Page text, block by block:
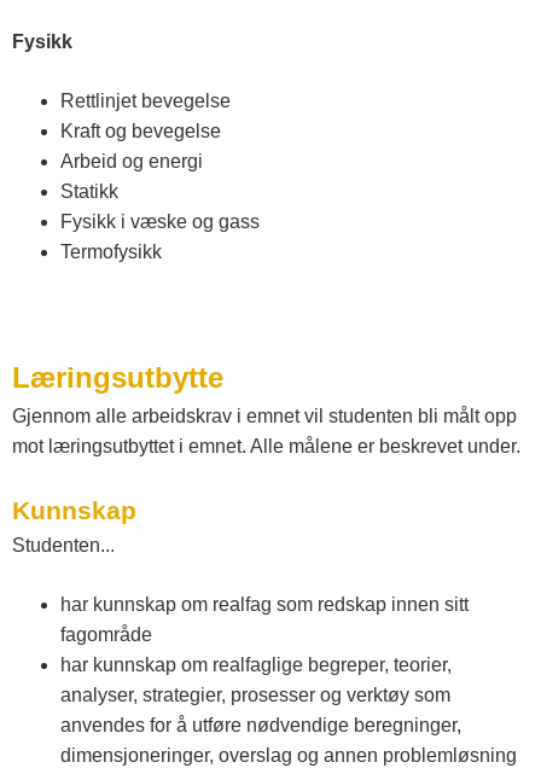
o
g
t
e
e
m
a
r
k
Fysikk
Rettlinjet bevegelse
Kraft og bevegelse
Arbeid og energi
Statikk
Fysikk i væske og gass
Termofysikk
Læringsutbytte
Gjennom alle arbeidskrav i emnet vil studenten bli målt opp
mot læringsutbyttet i emnet. Alle målene er beskrevet under.
Kunnskap
Studenten...
har kunnskap om realfag som redskap innen sitt
fagområde
har kunnskap om realfaglige begreper, teorier,
analyser, strategier, prosesser og verktøy som
anvendes for å utføre nødvendige beregninger,
dimensjoneringer, overslag og annen problemløsning